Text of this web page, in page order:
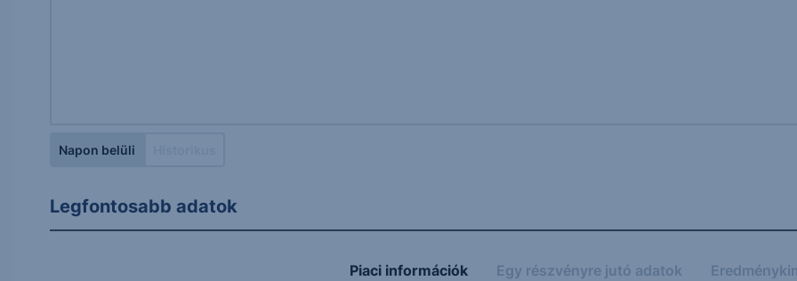
Napon belüli
Legfontosabb adatok
Piaci információk Egy részvényre jutó adatok